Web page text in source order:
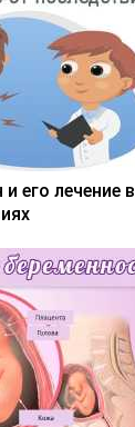
его лечение в